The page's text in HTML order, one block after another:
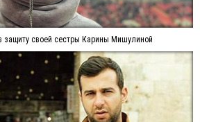
защиту своей сестры Карины Мишулиной